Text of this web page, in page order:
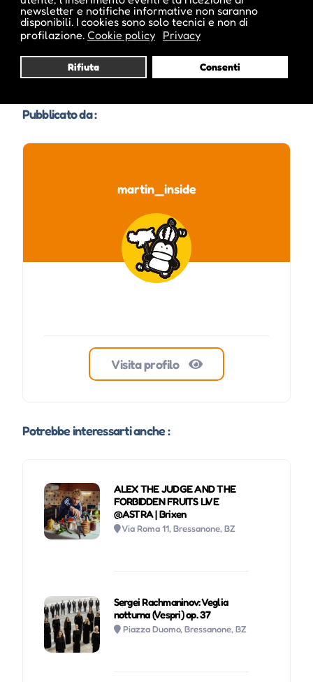
newsletter e notifiche informative non saranno
disponibili. I cookies sono solo tecnici e non di
profilazione. Cookie policy Privacy
Rifiuta Consenti
Pubblicato da :
martin_inside
Visita profilo
Potrebbe interessarti anche :
ALEX THE JUDGE AND THE
FORBIDDEN FRUITS LIVE
@ASTRA | Brixen
Via Roma 11, Bressanone, BZ
Sergei Rachmaninov: Veglia
notturna (Vespri) op. 37
Piazza Duomo, Bressanone, BZ